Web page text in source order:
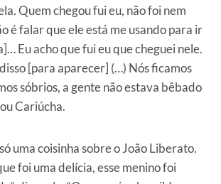
Quem chegou fui eu, não foi nem
é falar que ele está me usando para ir
Eu acho que fui eu que cheguei nele.
[para aparecer] (…) Nós ficamos
sóbrios, a gente não estava bêbado
Cariúcha.
uma coisinha sobre o João Liberato.
foi uma delícia, esse menino foi